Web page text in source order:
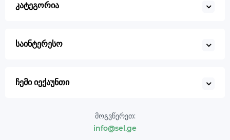
კატეგორია
საინტერესო
ჩემი იექაუნთი
მოგვწერეთ:
info@sel.ge